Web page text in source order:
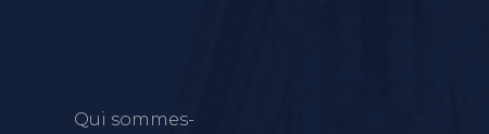
Qui sommes-